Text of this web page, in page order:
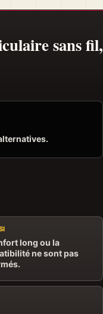
sans fil,
long ou la
ne sont pas